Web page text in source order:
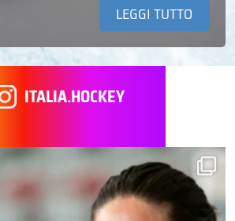
LEGGI TUTTO
ITALIA.HOCKEY